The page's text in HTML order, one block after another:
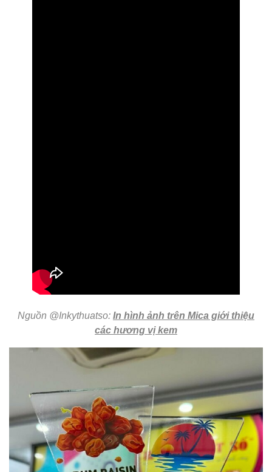
Nguồn @Inkythuatso: In hình ảnh trên Mica giới thiệu
các hương vị kem